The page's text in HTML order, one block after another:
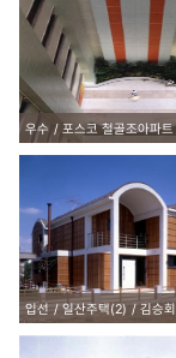
우수 포스코 철골조아파트
입선 일산주택(2) 김승회